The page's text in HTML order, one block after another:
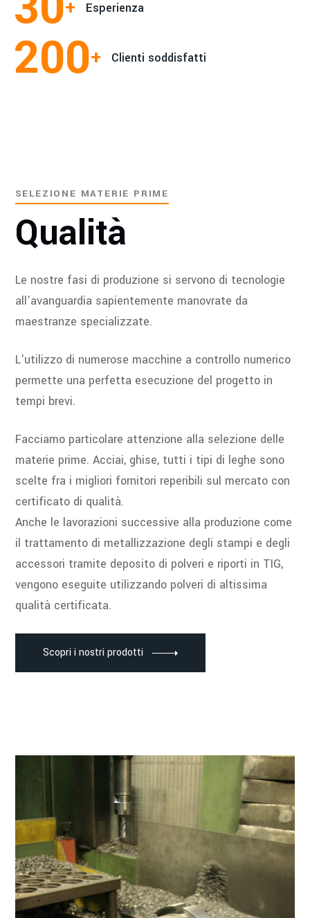
+ Esperienza
200+ Clienti soddisfatti
SELEZIONE MATERIE PRIME
Qualità
Le nostre fasi di produzione si servono di tecnologie
all’avanguardia sapientemente manovrate da
maestranze specializzate.
L'utilizzo di numerose macchine a controllo numerico
permette una perfetta esecuzione del progetto in
tempi brevi.
Facciamo particolare attenzione alla selezione delle
materie prime. Acciai, ghise, tutti i tipi di leghe sono
scelte fra i migliori fornitori reperibili sul mercato con
certificato di qualità.
Anche le lavorazioni successive alla produzione come
il trattamento di metallizzazione degli stampi e degli
accessori tramite deposito di polveri e riporti in TIG,
vengono eseguite utilizzando polveri di altissima
qualità certificata.
Scopri i nostri prodotti